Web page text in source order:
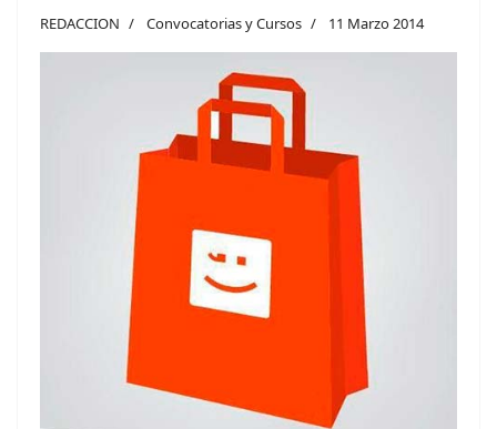
REDACCION Convocatorias y Cursos 11 Marzo 2014